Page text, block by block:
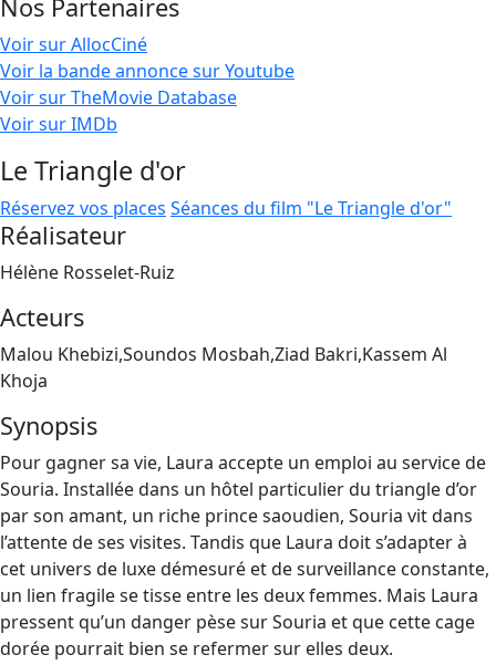
Nos Partenaires
Voir sur AllocCiné
Voir la bande annonce sur Youtube
Voir sur TheMovie Database
Voir sur IMDb
Le Triangle d'or
Réservez vos places Séances du film "Le Triangle d'or"
Réalisateur
Hélène Rosselet-Ruiz
Acteurs
Malou Khebizi,Soundos Mosbah,Ziad Bakri,Kassem Al
Khoja
Synopsis
Pour gagner sa vie, Laura accepte un emploi au service de
Souria. Installée dans un hôtel particulier du triangle d’or
par son amant, un riche prince saoudien, Souria vit dans
l’attente de ses visites. Tandis que Laura doit s’adapter à
cet univers de luxe démesuré et de surveillance constante,
un lien fragile se tisse entre les deux femmes. Mais Laura
pressent qu’un danger pèse sur Souria et que cette cage
dorée pourrait bien se refermer sur elles deux.